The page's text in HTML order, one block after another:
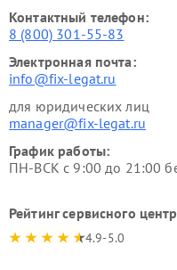
Контактный телефон:
8 (800) 301-55-83
Электронная почта:
info@fix-legat.ru
для юридических лиц
manager@fix-legat.ru
График работы:
ПН-ВСК с 9:00 до 21:00
Рейтинг сервисного
4.9-5.0